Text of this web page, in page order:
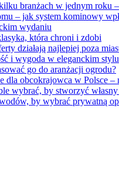
branżach w jednym roku
– jak system kominowy
wydaniu
która chroni i zdobi
działają najlepiej poza
i wygoda w eleganckim stylu
go do aranżacji ogrodu?
dla obcokrajowca w Polsce –
wybrać, by stworzyć
by wybrać prywatną